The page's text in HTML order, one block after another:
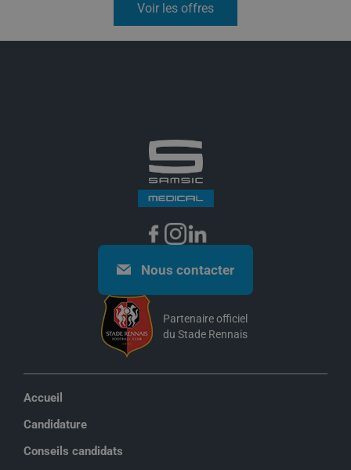
Voir les offres
Nous contacter
Partenaire officiel
du Stade Rennais
Accueil
Candidature
Conseils candidats